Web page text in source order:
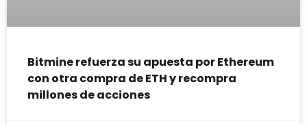
Bitmine refuerza su apuesta por Ethereum
con otra compra de ETH y recompra
millones de acciones